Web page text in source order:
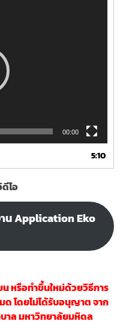
00:00
5:10
โอ
าน Application Eko
น หรือทำขึ้นใหม่ด้วยวิธีการ
ด โดยไม่ได้รับอนุญาต จาก
ล มหาวิทยาลัยมหิดล